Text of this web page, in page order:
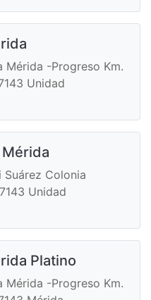
Mérida -Progreso Km.
Unidad
Colonia
Unidad
Platino
Mérida -Progreso Km.